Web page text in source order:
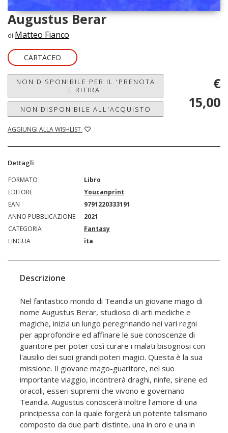
Augustus Berar
di Matteo Fianco
CARTACEO
NON DISPONIBILE PER IL 'PRENOTA
E RITIRA'
NON DISPONIBILE ALL'ACQUISTO
AGGIUNGI ALLA WISHLIST
€
15,00
Dettagli
FORMATO
Libro
EDITORE
Youcanprint
EAN
9791220333191
ANNO PUBBLICAZIONE
2021
CATEGORIA
Fantasy
LINGUA
ita
Descrizione
Nel fantastico mondo di Teandia un giovane mago di
nome Augustus Berar, studioso di arti mediche e
magiche, inizia un lungo peregrinando nei vari regni
per approfondire ed affinare le sue conoscenze di
guaritore per poter così curare i malati bisognosi con
l'ausilio dei suoi grandi poteri magici. Questa è la sua
missione. Il giovane mago-guaritore, nel suo
importante viaggio, incontrerà draghi, ninfe, sirene ed
oracoli, esseri supremi che vivono e governano
Teandia. Augustus conoscerà inoltre l'amore di una
principessa con la quale forgerà un potente talismano
composto da due parti distinte, una in oro e una in